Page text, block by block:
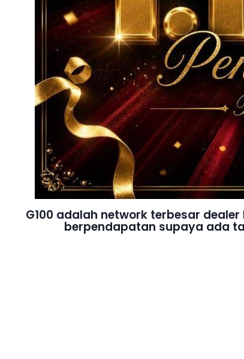
G100 adalah network terbesar
berpendapatan supaya ada